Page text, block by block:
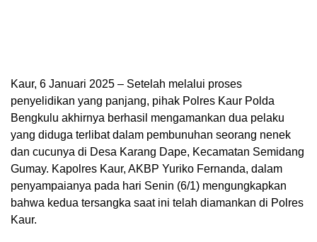
Kaur, 6 Januari 2025 – Setelah melalui proses
penyelidikan yang panjang, pihak Polres Kaur Polda
Bengkulu akhirnya berhasil mengamankan dua pelaku
yang diduga terlibat dalam pembunuhan seorang nenek
dan cucunya di Desa Karang Dape, Kecamatan Semidang
Gumay. Kapolres Kaur, AKBP Yuriko Fernanda, dalam
penyampaianya pada hari Senin (6/1) mengungkapkan
bahwa kedua tersangka saat ini telah diamankan di Polres
Kaur.